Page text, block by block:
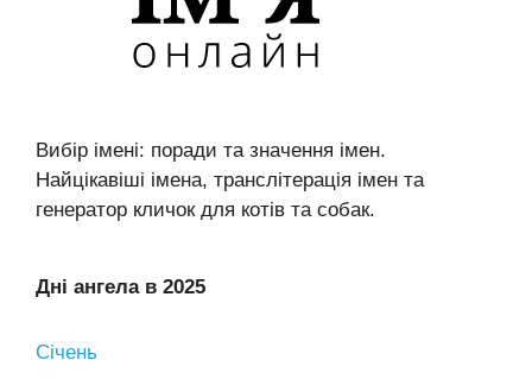
Вибір імені: поради та значення імен.
Найцікавіші імена, транслітерація імен та
генератор кличок для котів та собак.
Дні ангела в 2025
Січень